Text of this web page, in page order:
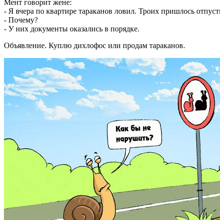
Мент говорит жене:
- Я вчера по квартире тараканов ловил. Троих пришлось
- Почему?
- У них документы оказались в порядке.
Объявление. Куплю дихлофос или продам тараканов.